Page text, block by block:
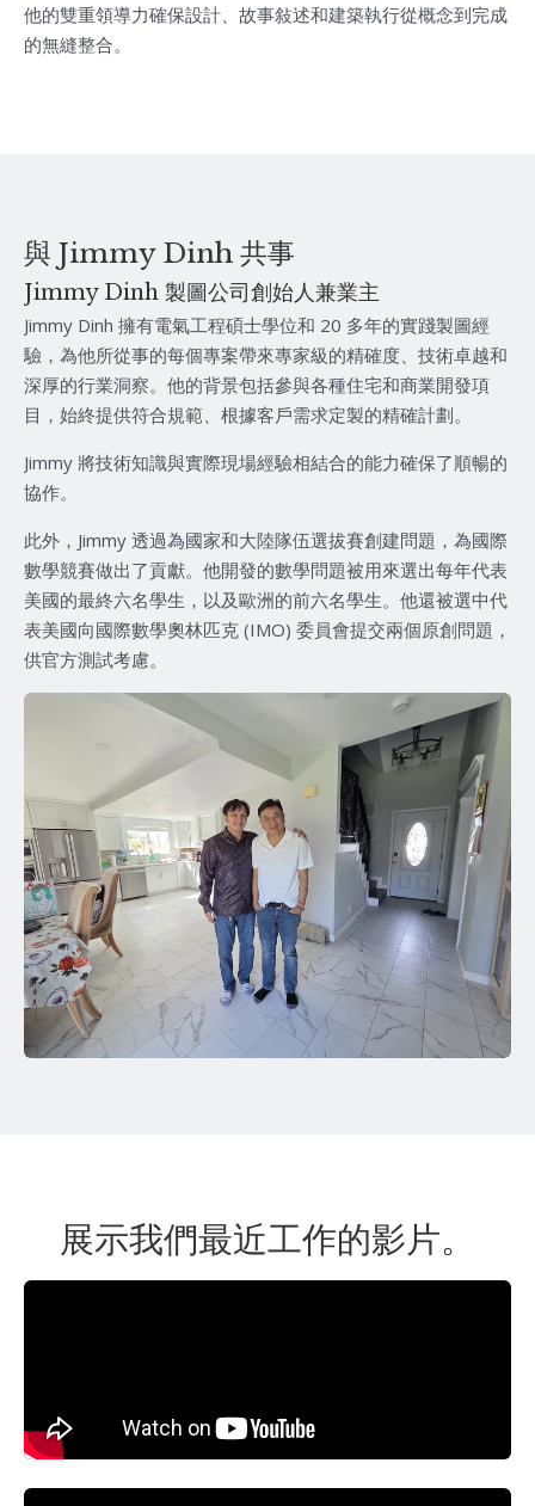
他的雙重領導力確保設計、故事敍述和建築執行從概念到完成
的無縫整合。
與 Jimmy Dinh 共事
Jimmy Dinh 製圖公司創始人兼業主
Jimmy Dinh 擁有電氣工程碩士學位和 20 多年的實踐製圖經
驗，為他所從事的每個專案帶來專家級的精確度、技術卓越和
深厚的行業洞察。他的背景包括參與各種住宅和商業開發項
目，始終提供符合規範、根據客戶需求定製的精確計劃。
Jimmy 將技術知識與實際現場經驗相結合的能力確保了順暢的
協作。
此外，Jimmy 透過為國家和大陸隊伍選拔賽創建問題，為國際
數學競賽做出了貢獻。他開發的數學問題被用來選出每年代表
美國的最終六名學生，以及歐洲的前六名學生。他還被選中代
表美國向國際數學奧林匹克 (IMO) 委員會提交兩個原創問題，
供官方測試考慮。
展示我們最近工作的影片。